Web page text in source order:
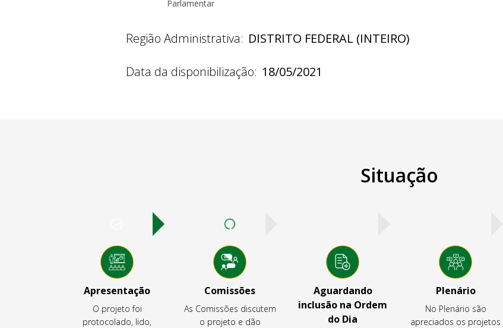
Parlamentar
Região Administrativa: DISTRITO FEDERAL (INTEIRO)
Data da disponibilização: 18/05/2021
Situação
Apresentação
O projeto foi
protocolado, lido,
Comissões
As Comissões discutem
o projeto e dão
Aguardando
inclusão na Ordem
do Dia
Plenário
No Plenário são
apreciados os projetos